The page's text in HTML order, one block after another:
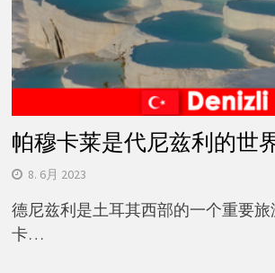
帕穆卡莱是代尼兹利的世
8. 6月 2023
德尼兹利是土耳其西部的一个重要
卡…